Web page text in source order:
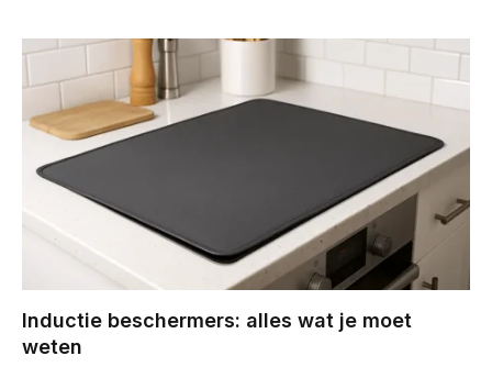
Inductie beschermers: alles wat je moet
weten